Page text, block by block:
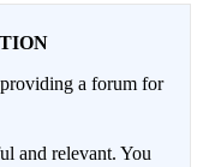
a forum for
and relevant. You